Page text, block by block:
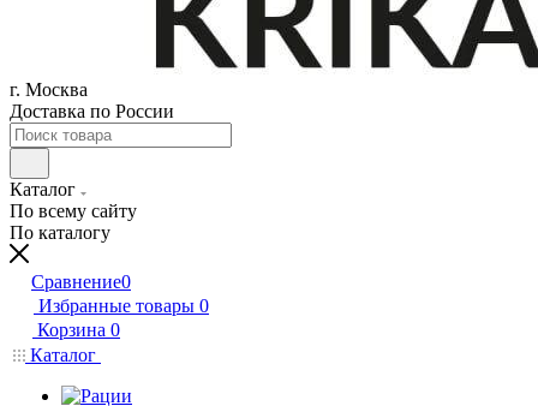
г. Москва
Доставка по России
Каталог
По всему сайту
По каталогу
Сравнение0
Избранные товары 0
Корзина 0
Каталог